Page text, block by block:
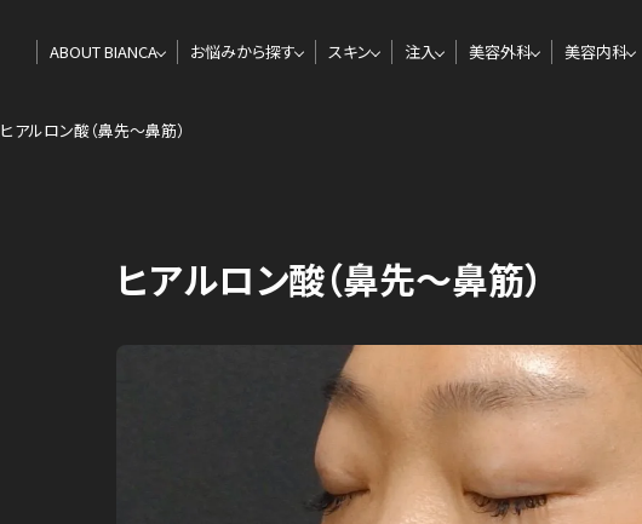
ABOUT BIANCA お悩みから探す スキン 注入 美容外科 美容内科
ヒアルロン酸（鼻先〜鼻筋）
ヒアルロン酸（鼻先〜鼻筋）